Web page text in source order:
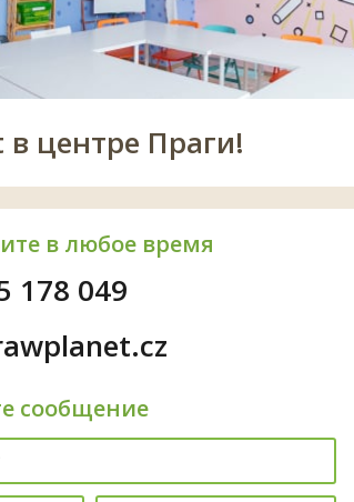
центре Праги!
в любое время
178 049
сообщение